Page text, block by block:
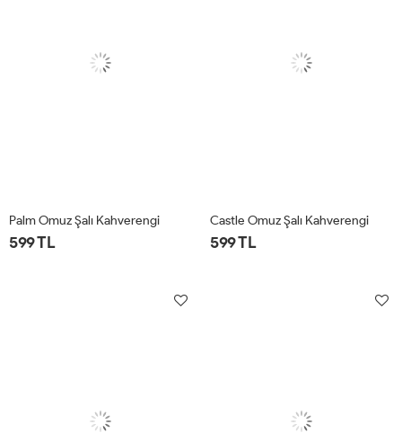
Palm Omuz Şalı Kahverengi
599 TL
Castle Omuz Şalı Kahverengi
599 TL